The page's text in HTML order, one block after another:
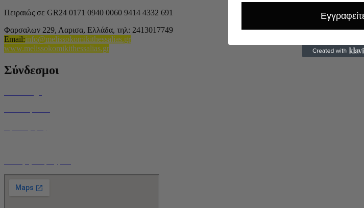
Πειραιώς σε GR24 0171 0940 0060 9414 4332 691
Φαρσαλων 229, Λαρισα, Ελλάδα, τηλ: 2413017749
Email:info@melissokomikithessalias.gr
www.melissokomikithessalias.gr
Σύνδεσμοι